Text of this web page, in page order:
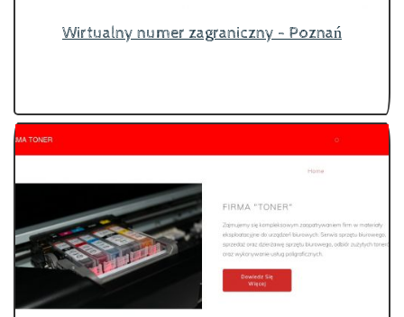
Wirtualny numer zagraniczny - Poznań